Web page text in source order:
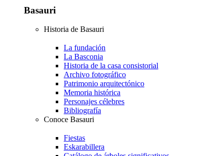
Basauri
Historia de Basauri
La fundación
La Basconia
Historia de la casa consistorial
Archivo fotográfico
Patrimonio arquitectónico
Memoria histórica
Personajes célebres
Bibliografía
Conoce Basauri
Fiestas
Eskarabillera